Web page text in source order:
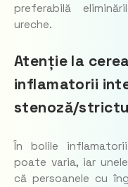
preferabilă
ureche.
Atenție la
inflamatorii
stenoză/
În bolile
poate varia, iar
că persoanele cu